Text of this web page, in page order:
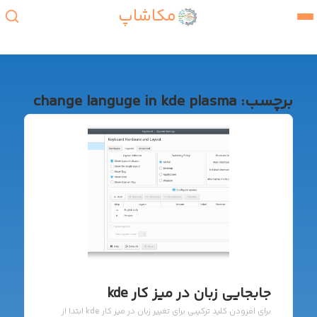
مکاشاپ
برچسب: change languge in kde plasma
جابجایی زبان در میز کار kde
برای افزودن کلید ترکیبی برای تغییر زبان در میز کار kde ابتدا از